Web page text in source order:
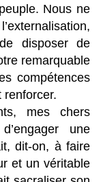
Nous ne
disposer de
remarquable
compétences
renforcer.
mes chers
une
dit-on, à faire
et un véritable